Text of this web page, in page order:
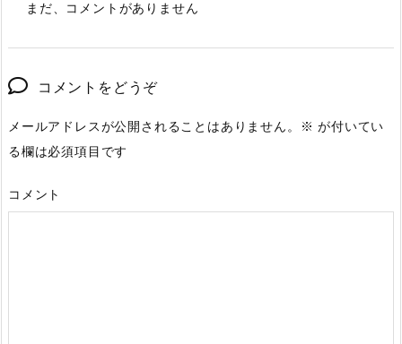
まだ、コメントがありません
コメントをどうぞ
メールアドレスが公開されることはありません。 ※ が付いてい
る欄は必須項目です
コメント